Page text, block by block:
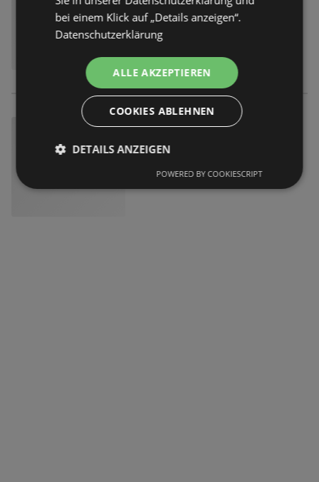
bei einem Klick auf „Details anzeigen“.
Datenschutzerklärung
ALLE AKZEPTIEREN
COOKIES ABLEHNEN
DETAILS ANZEIGEN
POWERED BY COOKIESCRIPT